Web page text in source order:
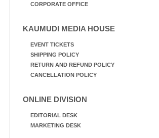
CORPORATE OFFICE
KAUMUDI MEDIA HOUSE
EVENT TICKETS
SHIPPING POLICY
RETURN AND REFUND POLICY
CANCELLATION POLICY
ONLINE DIVISION
EDITORIAL DESK
MARKETING DESK